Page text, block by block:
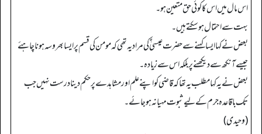
اس مال میں اس کاکوئی حق متعین ہو۔
بہت سے احتمال ہوسکتےہیں۔
بعض نےکہا ایسا کہنےسے حضرت عیسیٰ ؑکى مراد یہ تھی کہ مومن کی قسم پر ایسا بھروسہ ہونا چاہئے
جیسے آنکھ سے دیکھنے پربلکہ اس سے زیادہ۔
بعض نے یہ کہا مطلب یہ تھا کہ قاضی کواپنے علم اور مشاہدے پرحکم دینا درست نہیں جب
تک باقاعدہ جرم کےلیے ثبوت مہیا نہ ہوجائے۔
(وحیدی)